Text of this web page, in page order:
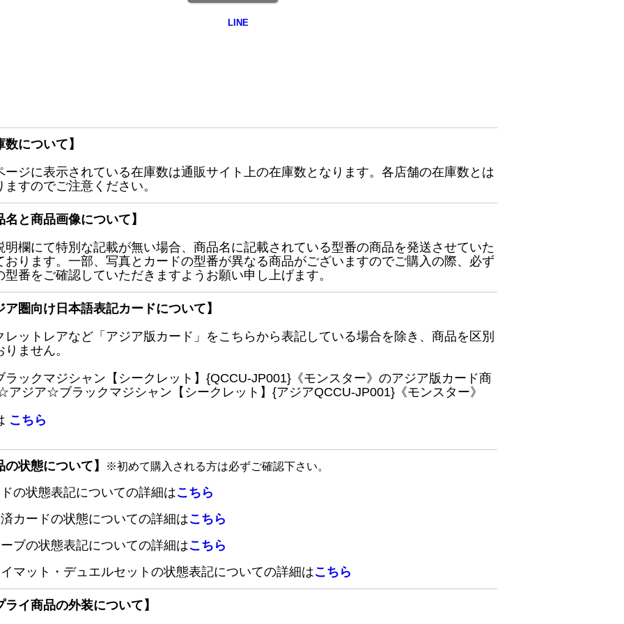
数について】
ージに表示されている在庫数は通販サイト上の在庫数となります。各店舗の在庫数とは
ますのでご注意ください。
名と商品画像について】
明欄にて特別な記載が無い場合、商品名に記載されている型番の商品を発送させていた
おります。一部、写真とカードの型番が異なる商品がございますのでご購入の際、必ず
型番をご確認していただきますようお願い申し上げます。
ア圏向け日本語表記カードについて】
レットレアなど「アジア版カード」をこちらから表記している場合を除き、商品を区別
ません。
ラックマジシャン【シークレット】{QCCU-JP001}《モンスター》のアジア版カード商
アジア☆ブラックマジシャン【シークレット】{アジアQCCU-JP001}《モンスター》
こちら
の状態について】 ※初めて購入される方は必ずご確認下さい。
の状態表記についての詳細はこちら
カードの状態についての詳細はこちら
ブの状態表記についての詳細はこちら
マット・デュエルセットの状態表記についての詳細はこちら
ライ商品の外装について】